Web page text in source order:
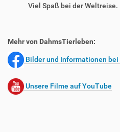
Viel Spaß bei der Weltreise.
Mehr von DahmsTierleben:
Bilder und Informationen bei
Unsere Filme auf YouTube